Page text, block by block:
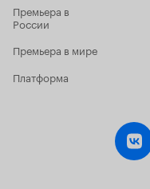
видим реально
полно вокруг нас и кои
развлечения, родителей
что готовы
написания статьи
Саши Гудкова. Все они
Достаточно смелый
Премьера в
России
Премьера в мире
Платформа